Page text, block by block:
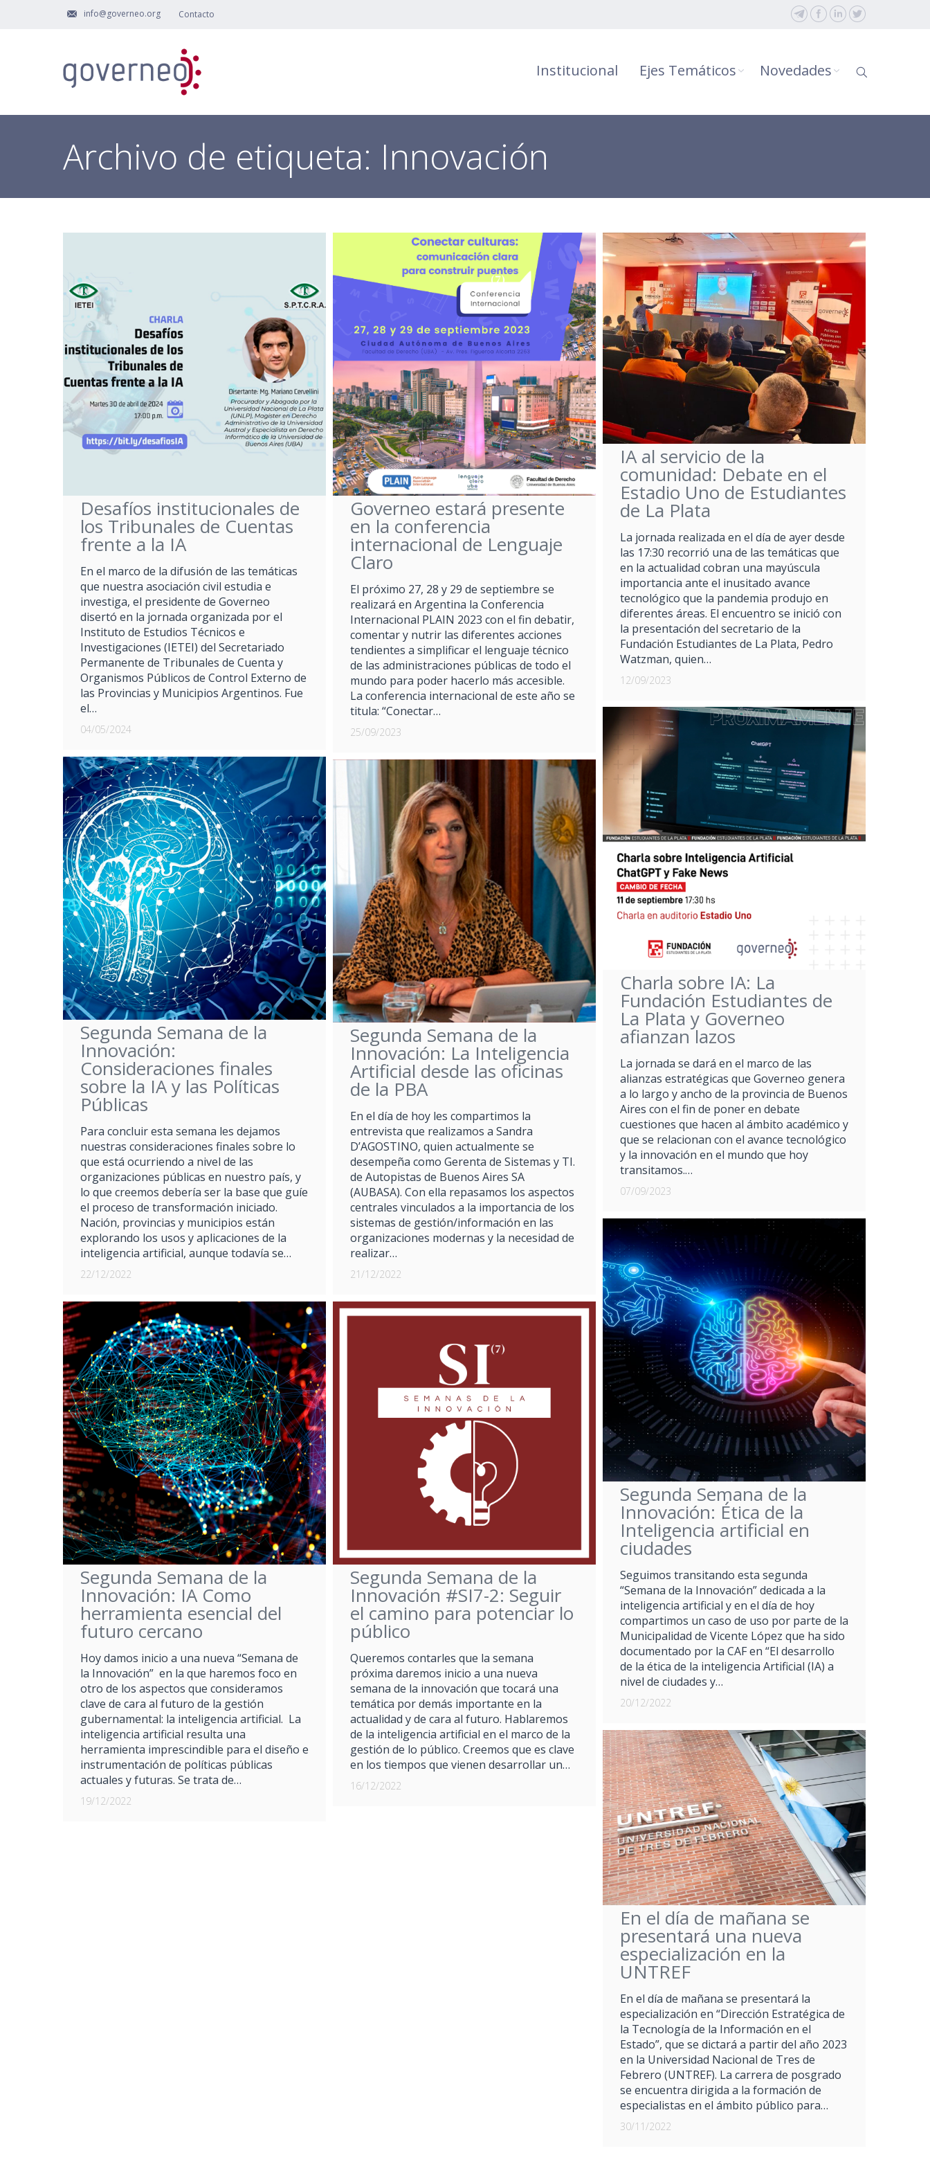
info@governeo.org Contacto
Institucional Ejes Temáticos Novedades
Archivo de etiqueta: Innovación
Desafíos institucionales de
los Tribunales de Cuentas
frente a la IA
En el marco de la difusión de las temáticas
que nuestra asociación civil estudia e
investiga, el presidente de Governeo
disertó en la jornada organizada por el
Instituto de Estudios Técnicos e
Investigaciones (IETEI) del Secretariado
Permanente de Tribunales de Cuenta y
Organismos Públicos de Control Externo de
las Provincias y Municipios Argentinos. Fue
el…
04/05/2024
Governeo estará presente
en la conferencia
internacional de Lenguaje
Claro
El próximo 27, 28 y 29 de septiembre se
realizará en Argentina la Conferencia
Internacional PLAIN 2023 con el fin debatir,
comentar y nutrir las diferentes acciones
tendientes a simplificar el lenguaje técnico
de las administraciones públicas de todo el
mundo para poder hacerlo más accesible.
La conferencia internacional de este año se
titula: “Conectar…
25/09/2023
IA al servicio de la
comunidad: Debate en el
Estadio Uno de Estudiantes
de La Plata
La jornada realizada en el día de ayer desde
las 17:30 recorrió una de las temáticas que
en la actualidad cobran una mayúscula
importancia ante el inusitado avance
tecnológico que la pandemia produjo en
diferentes áreas. El encuentro se inició con
la presentación del secretario de la
Fundación Estudiantes de La Plata, Pedro
Watzman, quien…
12/09/2023
Charla sobre IA: La
Fundación Estudiantes de
La Plata y Governeo
afianzan lazos
La jornada se dará en el marco de las
alianzas estratégicas que Governeo genera
a lo largo y ancho de la provincia de Buenos
Aires con el fin de poner en debate
cuestiones que hacen al ámbito académico y
que se relacionan con el avance tecnológico
y la innovación en el mundo que hoy
transitamos.…
07/09/2023
Segunda Semana de la
Innovación:
Consideraciones finales
sobre la IA y las Políticas
Públicas
Para concluir esta semana les dejamos
nuestras consideraciones finales sobre lo
que está ocurriendo a nivel de las
organizaciones públicas en nuestro país, y
lo que creemos debería ser la base que guíe
el proceso de transformación iniciado.
Nación, provincias y municipios están
explorando los usos y aplicaciones de la
inteligencia artificial, aunque todavía se…
22/12/2022
Segunda Semana de la
Innovación: La Inteligencia
Artificial desde las oficinas
de la PBA
En el día de hoy les compartimos la
entrevista que realizamos a Sandra
D’AGOSTINO, quien actualmente se
desempeña como Gerenta de Sistemas y TI.
de Autopistas de Buenos Aires SA
(AUBASA). Con ella repasamos los aspectos
centrales vinculados a la importancia de los
sistemas de gestión/información en las
organizaciones modernas y la necesidad de
realizar…
21/12/2022
Segunda Semana de la
Innovación: Ética de la
Inteligencia artificial en
ciudades
Seguimos transitando esta segunda
“Semana de la Innovación” dedicada a la
inteligencia artificial y en el día de hoy
compartimos un caso de uso por parte de la
Municipalidad de Vicente López que ha sido
documentado por la CAF en “El desarrollo
de la ética de la inteligencia Artificial (IA) a
nivel de ciudades y…
20/12/2022
Segunda Semana de la
Innovación: IA Como
herramienta esencial del
futuro cercano
Hoy damos inicio a una nueva “Semana de
la Innovación” en la que haremos foco en
otro de los aspectos que consideramos
clave de cara al futuro de la gestión
gubernamental: la inteligencia artificial. La
inteligencia artificial resulta una
herramienta imprescindible para el diseño e
instrumentación de políticas públicas
actuales y futuras. Se trata de…
19/12/2022
Segunda Semana de la
Innovación #SI7-2: Seguir
el camino para potenciar lo
público
Queremos contarles que la semana
próxima daremos inicio a una nueva
semana de la innovación que tocará una
temática por demás importante en la
actualidad y de cara al futuro. Hablaremos
de la inteligencia artificial en el marco de la
gestión de lo público. Creemos que es clave
en los tiempos que vienen desarrollar un…
16/12/2022
En el día de mañana se
presentará una nueva
especialización en la
UNTREF
En el día de mañana se presentará la
especialización en “Dirección Estratégica de
la Tecnología de la Información en el
Estado”, que se dictará a partir del año 2023
en la Universidad Nacional de Tres de
Febrero (UNTREF). La carrera de posgrado
se encuentra dirigida a la formación de
especialistas en el ámbito público para…
30/11/2022